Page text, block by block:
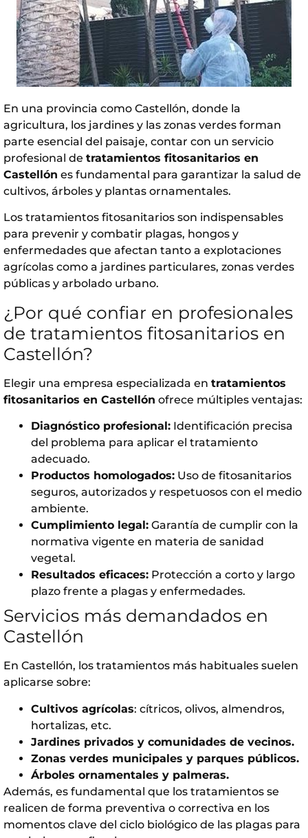
En una provincia como Castellón, donde la
agricultura, los jardines y las zonas verdes forman
parte esencial del paisaje, contar con un servicio
profesional de tratamientos fitosanitarios en
Castellón es fundamental para garantizar la salud de
cultivos, árboles y plantas ornamentales.
Los tratamientos fitosanitarios son indispensables
para prevenir y combatir plagas, hongos y
enfermedades que afectan tanto a explotaciones
agrícolas como a jardines particulares, zonas verdes
públicas y arbolado urbano.
¿Por qué confiar en profesionales
de tratamientos fitosanitarios en
Castellón?
Elegir una empresa especializada en tratamientos
fitosanitarios en Castellón ofrece múltiples ventajas:
Diagnóstico profesional: Identificación precisa
del problema para aplicar el tratamiento
adecuado.
Productos homologados: Uso de fitosanitarios
seguros, autorizados y respetuosos con el medio
ambiente.
Cumplimiento legal: Garantía de cumplir con la
normativa vigente en materia de sanidad
vegetal.
Resultados eficaces: Protección a corto y largo
plazo frente a plagas y enfermedades.
Servicios más demandados en
Castellón
En Castellón, los tratamientos más habituales suelen
aplicarse sobre:
Cultivos agrícolas: cítricos, olivos, almendros,
hortalizas, etc.
Jardines privados y comunidades de vecinos.
Zonas verdes municipales y parques públicos.
Árboles ornamentales y palmeras.
Además, es fundamental que los tratamientos se
realicen de forma preventiva o correctiva en los
momentos clave del ciclo biológico de las plagas para